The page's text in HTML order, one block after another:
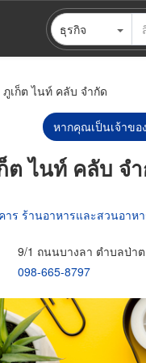
ธุรกิจ
เก็ต ไนท์ คลับ จำกัด
หากคุณเป็นเจ้าขอ
ต ไนท์ คลับ จ
าร ร้านอาหารและสวนอาห
9/1 ถนนบางลา ตำบลป่าต
098-665-8797